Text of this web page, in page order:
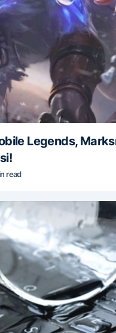
Legends,
read